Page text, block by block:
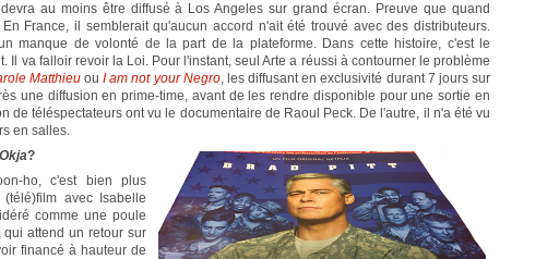
au moins être diffusé à Los Angeles sur grand écran. Preuve que quand
France, il semblerait qu'aucun accord n'ait été trouvé avec des distributeurs.
manque de volonté de la part de la plateforme. Dans cette histoire, c'est le
Il va falloir revoir la Loi. Pour l'instant, seul Arte a réussi à contourner le problème
MatthieuouI am not your Negro, les diffusant en exclusivité durant 7 jours sur
une diffusion en prime-time, avant de les rendre disponible pour une sortie en
de téléspectateurs ont vu le documentaire de Raoul Peck. De l'autre, il n'a été vu
en salles.
Okja?
ho, c'est bien plus
avec Isabelle
comme une poule
attend un retour sur
financé à hauteur de